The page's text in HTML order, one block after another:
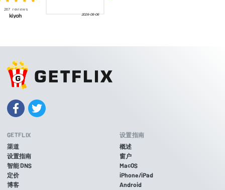
GETFLIX
渠道
设置指南
智能 DNS
定价
博客
设置指南
概述
窗户
MacOS
iPhone/iPad
Android